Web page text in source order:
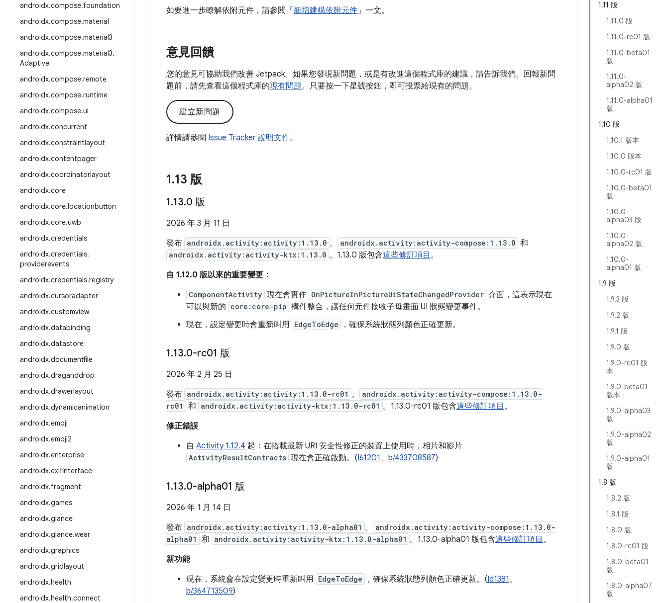
androidx.compose.foundation
androidx.compose.material
androidx.compose.material3
androidx.compose.material3.
Adaptive
androidx.compose.remote
androidx.compose.runtime
androidx.compose.ui
androidx.concurrent
androidx.constraintlayout
androidx.contentpager
androidx.coordinatorlayout
androidx.core
androidx.core.locationbutton
androidx.core.uwb
androidx.credentials
androidx.credentials.
providerevents
androidx.credentials.registry
androidx.cursoradapter
androidx.customview
androidx.databinding
androidx.datastore
androidx.documentfile
androidx.draganddrop
androidx.drawerlayout
androidx.dynamicanimation
androidx.emoji
androidx.emoji2
androidx.enterprise
androidx.exifinterface
androidx.fragment
androidx.games
androidx.glance
androidx.glance.wear
androidx.graphics
androidx.gridlayout
androidx.health
androidx.health.connect
1.11 版
1.11.0 版
1.11.0-rc01 版
1.11.0-beta01
版
1.11.0-
alpha02 版
1.11.0-alpha01
版
1.10 版
1.10.1 版本
1.10.0 版本
1.10.0-rc01 版
1.10.0-beta01
版
1.10.0-
alpha03 版
1.10.0-
alpha02 版
1.10.0-
alpha01 版
1.9 版
1.9.3 版
1.9.2 版
1.9.1 版
1.9.0 版
1.9.0-rc01 版
本
1.9.0-beta01
版本
1.9.0-alpha03
版
1.9.0-alpha02
版
1.9.0-alpha01
版
1.8 版
1.8.2 版
1.8.1 版
1.8.0 版
1.8.0-rc01 版
1.8.0-beta01
版
1.8.0-alpha07
版
如要進一步瞭解依附元件，請參閱「 新增建構依附元件」一文。
意見回饋
您的意見可協助我們改善 Jetpack。如果您發現新問題，或是有改進這個程式庫的建議，請告訴我們。回報新問
題前，請先查看這個程式庫的現有問題。只要按一下星號按鈕，即可投票給現有的問題。
建立新問題
詳情請參閱 Issue Tracker 說明文件。
1.13 版
1.13.0 版
2026 年 3 月 11 日
發布 androidx.activity:activity:1.13.0 、 androidx.activity:activity-compose:1.13.0 和
androidx.activity:activity-ktx:1.13.0 。1.13.0 版包含這些修訂項目 。
自 1.12.0 版以來的重要變更：
ComponentActivity 現在會實作 OnPictureInPictureUiStateChangedProvider 介面，這表示現在
可以與新的 core:core-pip 構件整合，讓任何元件接收子母畫面 UI 狀態變更事件。
現在，設定變更時會重新叫用 EdgeToEdge ，確保系統狀態列顏色正確更新。
1.13.0-rc01 版
2026 年 2 月 25 日
發布 androidx.activity:activity:1.13.0-rc01 、
androidx.activity:activity-compose:1.13.0-
rc01
和 androidx.activity:activity-ktx:1.13.0-rc01 。1.13.0-rc01 版包含這些修訂項目 。
修正錯誤
自 Activity 1.12.4 起：在搭載最新 URI 安全性修正的裝置上使用時，相片和影片
ActivityResultContracts 現在會正確啟動。(I61201 、 b/433708587)
1.13.0-alpha01 版
2026 年 1 月 14 日
發布 androidx.activity:activity:1.13.0-alpha01 、
androidx.activity:activity-compose:1.13.0-
alpha01
和 androidx.activity:activity-ktx:1.13.0-alpha01 。1.13.0-alpha01 版包含這些修訂項目 。
新功能
現在，系統會在設定變更時重新叫用 EdgeToEdge ，確保系統狀態列顏色正確更新。(Id1381 、
b/364713509)